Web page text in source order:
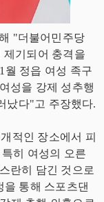
"더불어민주당
제기되어 충격을
월 정읍 여성 족구
성을 강제 성추행
났다"고 주장했다.
적인 장소에서 피
히 여성의 오른
란히 담긴 것으로
통해 스포츠댄